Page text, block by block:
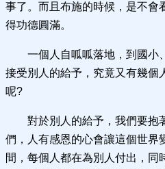
事了。而且布施的時候，是不會
得功德圓滿。
一個人自呱呱落地，到國小
接受別人的給予，究竟又有幾個
呢?
對於別人的給予，我們要抱
們，人有感恩的心會讓這個世界
間，每個人都在為別人付出，同